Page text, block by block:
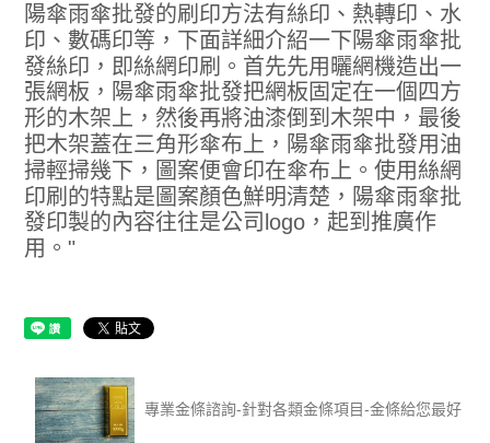
陽傘雨傘批發的刷印方法有絲印、熱轉印、水
印、數碼印等，下面詳細介紹一下陽傘雨傘批
發絲印，即絲網印刷。首先先用曬網機造出一
張網板，陽傘雨傘批發把網板固定在一個四方
形的木架上，然後再將油漆倒到木架中，最後
把木架蓋在三角形傘布上，陽傘雨傘批發用油
掃輕掃幾下，圖案便會印在傘布上。使用絲網
印刷的特點是圖案顏色鮮明清楚，陽傘雨傘批
發印製的內容往往是公司logo，起到推廣作
用。"
專業金條諮詢-針對各類金條項目-金條給您最好